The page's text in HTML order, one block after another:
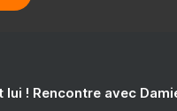
! Rencontre avec